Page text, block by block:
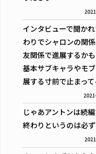
インタビューで聞か
わりでシャロンの関
友関係で進展するか
基本サブキャラやモ
展する寸前で止まっ
じゃあアントンは続
終わりというのは必